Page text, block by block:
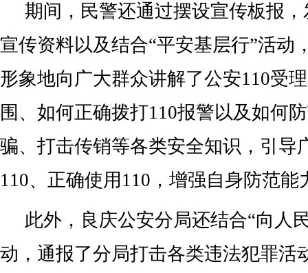
期间，民警还通过摆设宣传板报
宣传资料以及结合“平安基层行”活动
形象地向广大群众讲解了公安110受
围、如何正确拨打110报警以及如何
骗、打击传销等各类安全知识，引导
110、正确使用110，增强自身防范能
此外，良庆公安分局还结合“向人
动，通报了分局打击各类违法犯罪活